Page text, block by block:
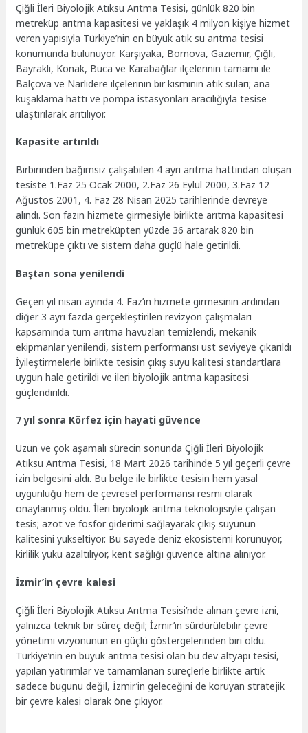
Çiğli İleri Biyolojik Atıksu Arıtma Tesisi, günlük 820 bin
metreküp arıtma kapasitesi ve yaklaşık 4 milyon kişiye hizmet
veren yapısıyla Türkiye’nin en büyük atık su arıtma tesisi
konumunda bulunuyor. Karşıyaka, Bornova, Gaziemir, Çiğli,
Bayraklı, Konak, Buca ve Karabağlar ilçelerinin tamamı ile
Balçova ve Narlıdere ilçelerinin bir kısmının atık suları; ana
kuşaklama hattı ve pompa istasyonları aracılığıyla tesise
ulaştırılarak arıtılıyor.
Kapasite artırıldı
Birbirinden bağımsız çalışabilen 4 ayrı arıtma hattından oluşan
tesiste 1.Faz 25 Ocak 2000, 2.Faz 26 Eylül 2000, 3.Faz 12
Ağustos 2001, 4. Faz 28 Nisan 2025 tarihlerinde devreye
alındı. Son fazın hizmete girmesiyle birlikte arıtma kapasitesi
günlük 605 bin metreküpten yüzde 36 artarak 820 bin
metreküpe çıktı ve sistem daha güçlü hale getirildi.
Baştan sona yenilendi
Geçen yıl nisan ayında 4. Faz’ın hizmete girmesinin ardından
diğer 3 ayrı fazda gerçekleştirilen revizyon çalışmaları
kapsamında tüm arıtma havuzları temizlendi, mekanik
ekipmanlar yenilendi, sistem performansı üst seviyeye çıkarıldı
İyileştirmelerle birlikte tesisin çıkış suyu kalitesi standartlara
uygun hale getirildi ve ileri biyolojik arıtma kapasitesi
güçlendirildi.
7 yıl sonra Körfez için hayati güvence
Uzun ve çok aşamalı sürecin sonunda Çiğli İleri Biyolojik
Atıksu Arıtma Tesisi, 18 Mart 2026 tarihinde 5 yıl geçerli çevre
izin belgesini aldı. Bu belge ile birlikte tesisin hem yasal
uygunluğu hem de çevresel performansı resmi olarak
onaylanmış oldu. İleri biyolojik arıtma teknolojisiyle çalışan
tesis; azot ve fosfor giderimi sağlayarak çıkış suyunun
kalitesini yükseltiyor. Bu sayede deniz ekosistemi korunuyor,
kirlilik yükü azaltılıyor, kent sağlığı güvence altına alınıyor.
İzmir’in çevre kalesi
Çiğli İleri Biyolojik Atıksu Arıtma Tesisi’nde alınan çevre izni,
yalnızca teknik bir süreç değil; İzmir’in sürdürülebilir çevre
yönetimi vizyonunun en güçlü göstergelerinden biri oldu.
Türkiye’nin en büyük arıtma tesisi olan bu dev altyapı tesisi,
yapılan yatırımlar ve tamamlanan süreçlerle birlikte artık
sadece bugünü değil, İzmir’in geleceğini de koruyan stratejik
bir çevre kalesi olarak öne çıkıyor.